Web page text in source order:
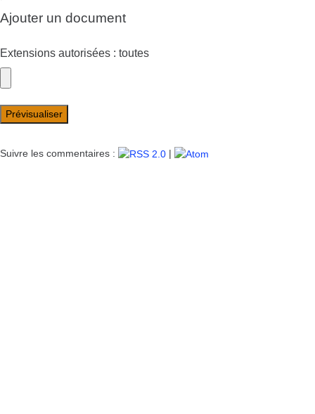
Ajouter un document
Extensions autorisées : toutes
Suivre les commentaires : |